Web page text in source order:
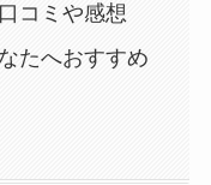
コミや感想
たへおすすめ